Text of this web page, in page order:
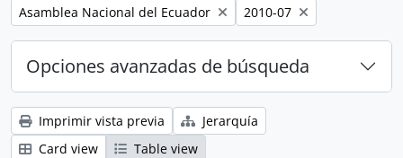
Remove filter:
Asamblea Nacional del Ecuador Remove filter:
2010-07
Opciones avanzadas de búsqueda
Imprimir vista previa
Jerarquía
Card view
Table view